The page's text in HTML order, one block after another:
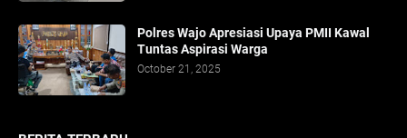
Polres Wajo Apresiasi Upaya PMII Kawal
Tuntas Aspirasi Warga
October 21, 2025